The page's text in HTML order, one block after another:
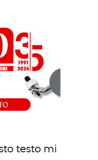
testo mi